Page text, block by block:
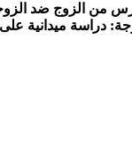
من الزوج ضد
: دراسة ميدانية على
M. al-